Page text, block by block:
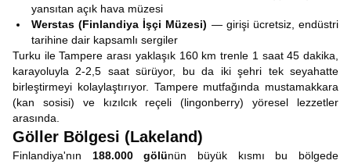
yansıtan açık hava müzesi
Werstas (Finlandiya İşçi Müzesi) — girişi ücretsiz, endüstri
tarihine dair kapsamlı sergiler
Turku ile Tampere arası yaklaşık 160 km trenle 1 saat 45 dakika,
karayoluyla 2-2,5 saat sürüyor, bu da iki şehri tek seyahatte
birleştirmeyi kolaylaştırıyor. Tampere mutfağında mustamakkara
(kan sosisi) ve kızılcık reçeli (lingonberry) yöresel lezzetler
arasında.
Göller Bölgesi (Lakeland)
Finlandiya'nın 188.000 gölünün büyük kısmı bu bölgede